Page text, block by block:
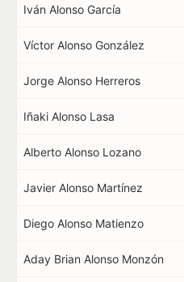
Iván Alonso García
Víctor Alonso González
Jorge Alonso Herreros
Iñaki Alonso Lasa
Alberto Alonso Lozano
Javier Alonso Martínez
Diego Alonso Matienzo
Aday Brian Alonso Monzón